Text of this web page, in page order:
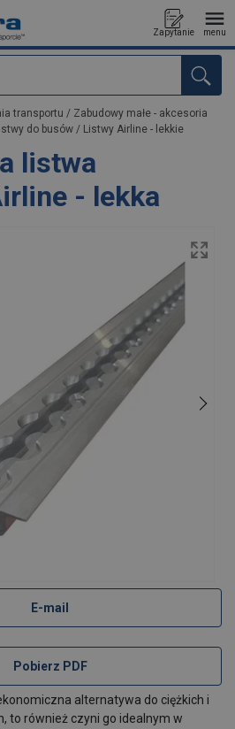
Zapytanie menu
transportu / Zabudowy małe - akcesoria
do busów / Listwy Airline - lekkie
listwa
- lekka
E-mail
Pobierz PDF
alternatywa do ciężkich i
to również czyni go idealnym w